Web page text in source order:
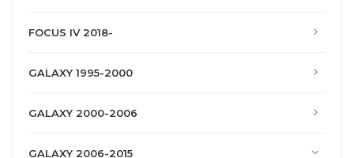
FOCUS IV 2018-
GALAXY 1995-2000
GALAXY 2000-2006
GALAXY 2006-2015